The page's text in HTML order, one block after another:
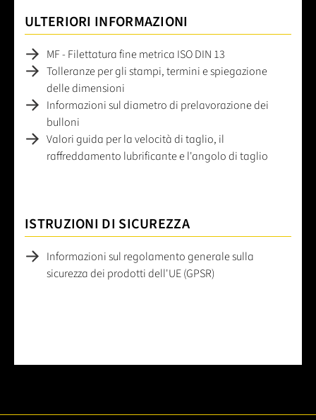
ULTERIORI INFORMAZIONI
MF - Filettatura fine metrica ISO DIN 13
Tolleranze per gli stampi, termini e spiegazione
delle dimensioni
Informazioni sul diametro di prelavorazione dei
bulloni
Valori guida per la velocità di taglio, il
raffreddamento lubrificante e l'angolo di taglio
ISTRUZIONI DI SICUREZZA
Informazioni sul regolamento generale sulla
sicurezza dei prodotti dell'UE (GPSR)